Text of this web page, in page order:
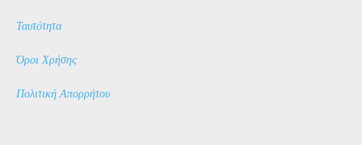
Ταυτότητα
Όροι Χρήσης
Πολιτική Απορρήτου